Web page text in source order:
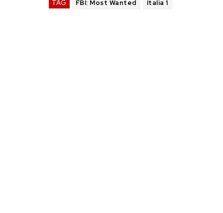
TAG FBI: Most Wanted Italia 1